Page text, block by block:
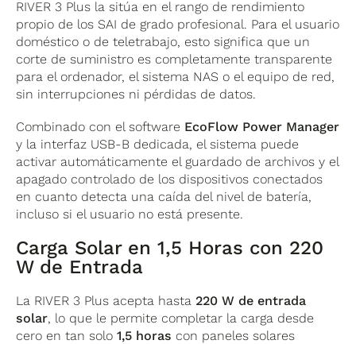
RIVER 3 Plus la sitúa en el rango de rendimiento
propio de los SAI de grado profesional. Para el usuario
doméstico o de teletrabajo, esto significa que un
corte de suministro es completamente transparente
para el ordenador, el sistema NAS o el equipo de red,
sin interrupciones ni pérdidas de datos.
Combinado con el software EcoFlow Power Manager
y la interfaz USB-B dedicada, el sistema puede
activar automáticamente el guardado de archivos y el
apagado controlado de los dispositivos conectados
en cuanto detecta una caída del nivel de batería,
incluso si el usuario no está presente.
Carga Solar en 1,5 Horas con 220
W de Entrada
La RIVER 3 Plus acepta hasta 220 W de entrada
solar, lo que le permite completar la carga desde
cero en tan solo1,5 horas con paneles solares